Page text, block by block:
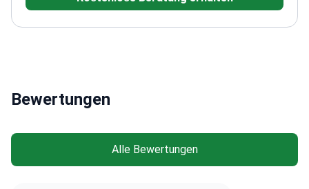
YorkAutor zahlreicher wissenschaftlicher
Fachgesellschaften
Bewertungen
Alle Bewertungen